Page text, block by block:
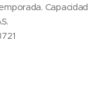
Capacidad